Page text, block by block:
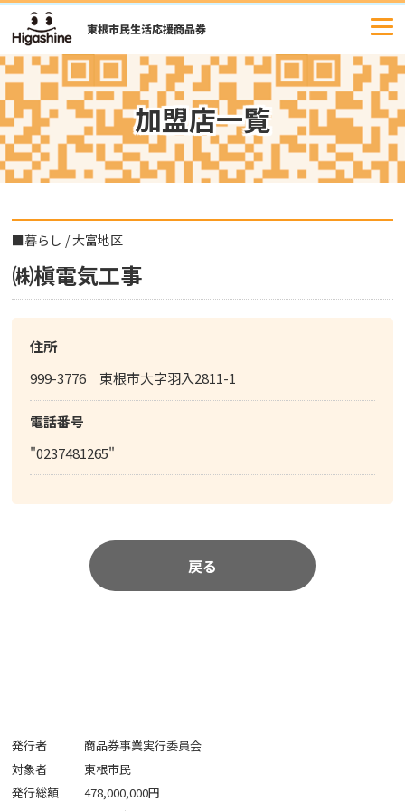
コ
ン
テ
ン
ツ
へ
ス
キ
ッ
加盟店一覧
■暮らし /大富地区
㈱槇電気工事
住所
999-3776 東根市大字羽入2811-1
電話番号
"0237481265"
戻る
発行者
商品券事業実行委員会
対象者
東根市民
発行総額
478,000,000円